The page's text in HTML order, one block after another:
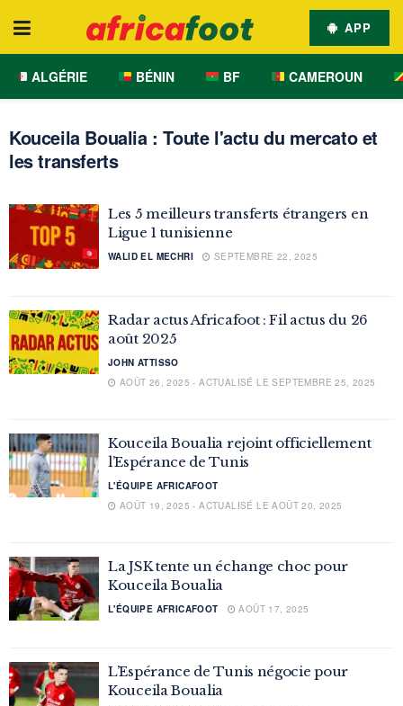
APP
ALGÉRIE BÉNIN BF CAMEROUN
Kouceila Boualia : Toute l'actu du mercato et
les transferts
Les 5 meilleurs transferts étrangers en
Ligue 1 tunisienne
WALID EL MECHRI SEPTEMBRE 22, 2025
Radar actus Africafoot : Fil actus du 26
août 2025
JOHN ATTISSO
AOÛT 26, 2025 - ACTUALISÉ LE SEPTEMBRE 25, 2025
Kouceila Boualia rejoint officiellement
l’Espérance de Tunis
L'ÉQUIPE AFRICAFOOT
AOÛT 19, 2025 - ACTUALISÉ LE AOÛT 20, 2025
La JSK tente un échange choc pour
Kouceila Boualia
L'ÉQUIPE AFRICAFOOT AOÛT 17, 2025
L’Espérance de Tunis négocie pour
Kouceila Boualia